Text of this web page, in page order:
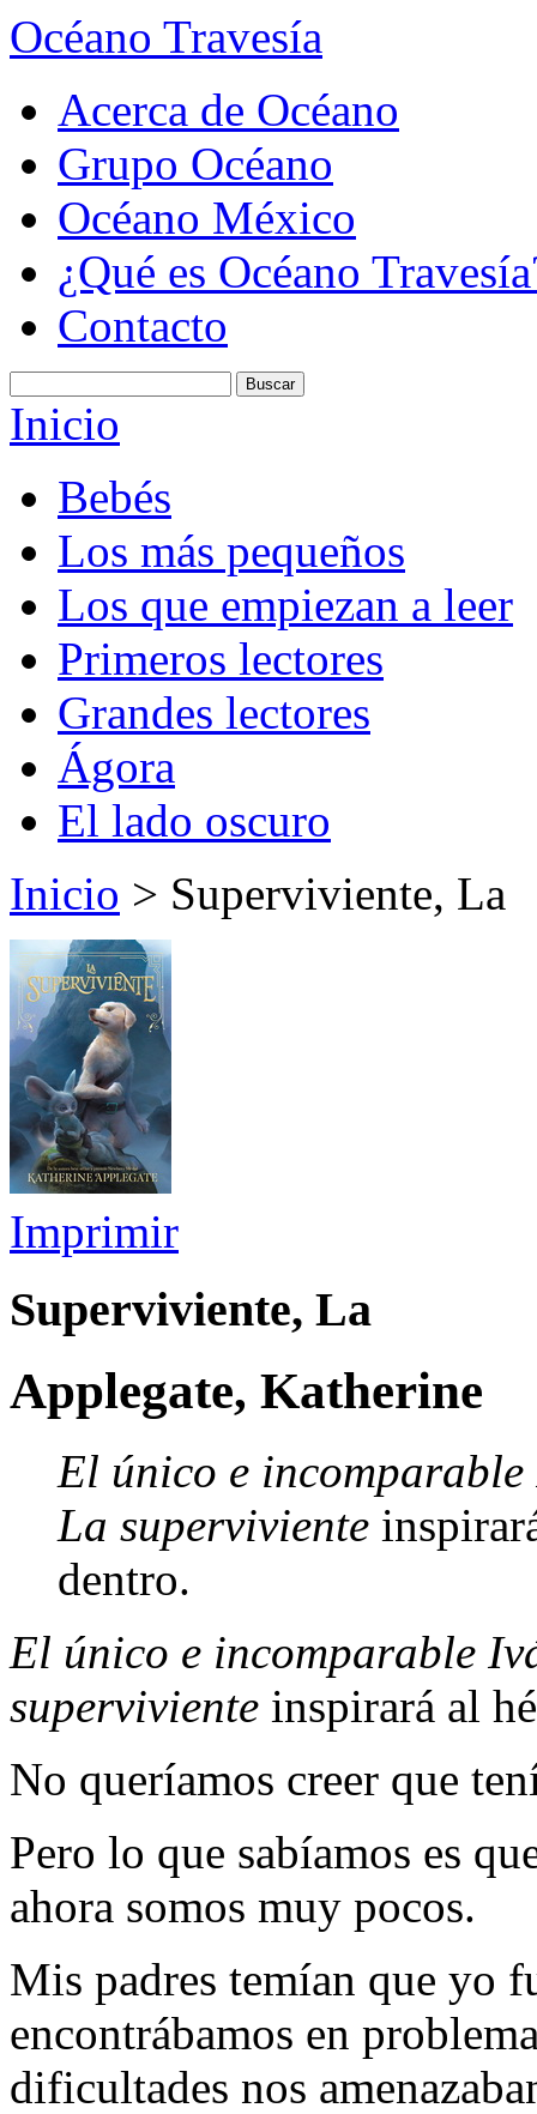
Océano Travesía
Acerca de Océano
Grupo Océano
Océano México
¿Qué es Océano
Contacto
Inicio
Bebés
Los más pequeños
Los que empiezan a leer
Primeros lectores
Grandes lectores
Ágora
El lado oscuro
Inicio > Superviviente, La
Imprimir
Superviviente, La
Applegate, Katherine
El único e incomparable
La superviviente
dentro.
El único e incomparable
superviviente inspirará al
No queríamos creer que
Pero lo que sabíamos es
ahora somos muy pocos.
Mis padres temían que yo
encontrábamos en
dificultades nos